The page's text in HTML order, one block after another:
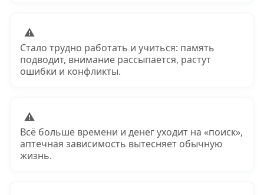
⚠
Стало трудно работать и учиться: память
подводит, внимание рассыпается, растут
ошибки и конфликты.
⚠
Всё больше времени и денег уходит на «поиск»,
аптечная зависимость вытесняет обычную
жизнь.